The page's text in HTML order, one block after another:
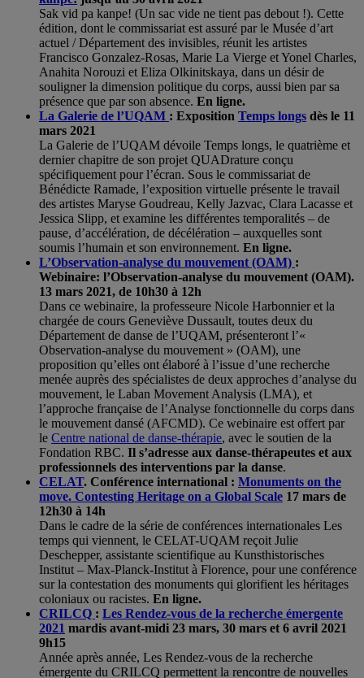
Sak vid pa kanpe! (Un sac vide ne tient pas debout !). Cette
édition, dont le commissariat est assuré par le Musée d’art
actuel / Département des invisibles, réunit les artistes
Francisco Gonzalez-Rosas, Marie La Vierge et Yonel Charles,
Anahita Norouzi et Eliza Olkinitskaya, dans un désir de
souligner la dimension politique du corps, aussi bien par sa
présence que par son absence. En ligne.
La Galerie de l’UQAM : Exposition Temps longs dès le 11
mars 2021
La Galerie de l’UQAM dévoile Temps longs, le quatrième et
dernier chapitre de son projet QUADrature conçu
spécifiquement pour l’écran. Sous le commissariat de
Bénédicte Ramade, l’exposition virtuelle présente le travail
des artistes Maryse Goudreau, Kelly Jazvac, Clara Lacasse et
Jessica Slipp, et examine les différentes temporalités – de
pause, d’accélération, de décélération – auxquelles sont
soumis l’humain et son environnement. En ligne.
L’Observation-analyse du mouvement (OAM) :
Webinaire: l’Observation-analyse du mouvement (OAM).
13 mars 2021, de 10h30 à 12h
Dans ce webinaire, la professeure Nicole Harbonnier et la
chargée de cours Geneviève Dussault, toutes deux du
Département de danse de l’UQAM, présenteront l’«
Observation-analyse du mouvement » (OAM), une
proposition qu’elles ont élaboré à l’issue d’une recherche
menée auprès des spécialistes de deux approches d’analyse du
mouvement, le Laban Movement Analysis (LMA), et
l’approche française de l’Analyse fonctionnelle du corps dans
le mouvement dansé (AFCMD). Ce webinaire est offert par
le Centre national de danse-thérapie, avec le soutien de la
Fondation RBC. Il s’adresse aux danse-thérapeutes et aux
professionnels des interventions par la danse.
CELAT. Conférence international : Monuments on the
move. Contesting Heritage on a Global Scale 17 mars de
12h30 à 14h
Dans le cadre de la série de conférences internationales Les
temps qui viennent, le CELAT-UQAM reçoit Julie
Deschepper, assistante scientifique au Kunsthistorisches
Institut – Max-Planck-Institut à Florence, pour une conférence
sur la contestation des monuments qui glorifient les héritages
coloniaux ou racistes. En ligne.
CRILCQ : Les Rendez-vous de la recherche émergente
2021 mardis avant-midi 23 mars, 30 mars et 6 avril 2021
9h15
Année après année, Les Rendez-vous de la recherche
émergente du CRILCQ permettent la rencontre de nouvelles